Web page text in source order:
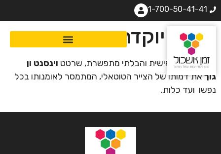
1-700-50-41-41
שמש יוקדת
בדרך ציורו האישית והבלתי מתפשרת, שרטט וינסנט ון
גוךאת דמותו של הצייר הטוטאלי, המתמסר לאומנותו בכל
נפשו ועד כלות.